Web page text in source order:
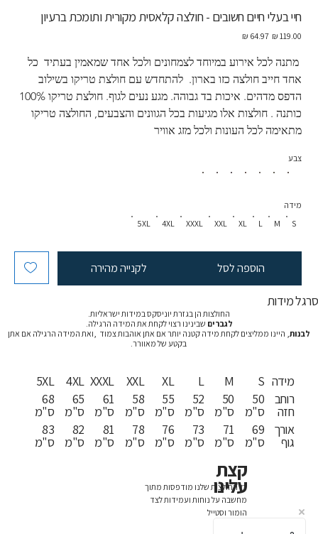
חיי בעלי חיים חשובים - חולצה קלאסית מקורית ותומכת ברעיון
מחיר
מחיר
‏64.97 ‏₪
מתנה לכל אירוע במיוחד לצמחונים ולכל אחד שמאמין בעתיד  כל
אחד חייב חולצה כזו בארון.  להתחדש עם חולצת טריקו בשילוב
כותנה . חולצות אלו מגיעות בכל הגוונים והצבעים, החולצה טריקו
מתאימה לכל העונות ולכל מזג אוויר
צבע
S
M
L
XL
XXL
XXXL
4XL
5XL
מידה
הוספה לסל לקנייה מהירה
סרגל מידות
החולצות הן בגזרת יוניסקס במידות ישראליות.
לגברים שבינינו רצוי לקחת את המידה הרגילה.
לבנות, היינו ממליצים לקחת מידה קטנה יותר אם אתן אוהבות צמוד ,ואת המידה הרגילה אם אתן
בקטע של מאוורר.
5XL
68
ס"מ
83
ס"מ
4XL
65
ס"מ
82
ס"מ
XXXL
61
ס"מ
81
ס"מ
XXL
58
ס"מ
78
ס"מ
XL
55
ס"מ
76
ס"מ
L
52
ס"מ
73
ס"מ
M
50
ס"מ
71
ס"מ
S
50
ס"מ
69
ס"מ
מידה
רוחב
חזה
אורך
גוף
כל החולצות שלנו מודפסות מתוך
מחשבה על נוחות ועמידות לצד
הומור וסטייל
קצת
עלינו